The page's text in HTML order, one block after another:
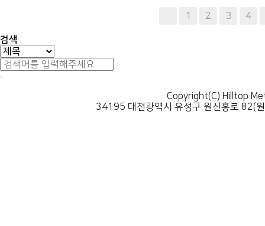
1 2 3 4
검색
Copyright(C) Hilltop
34195 대전광역시 유성구 원신흥로